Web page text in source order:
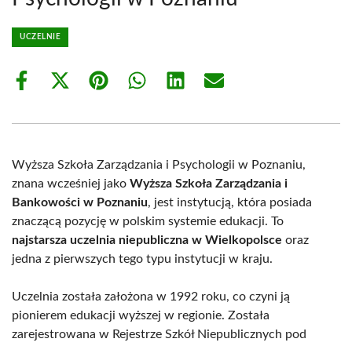
UCZELNIE
Share
Share
(Twitter)
Share Share Share Share
Wyższa Szkoła Zarządzania i Psychologii w Poznaniu,
znana wcześniej jako Wyższa Szkoła Zarządzania i
Bankowości w Poznaniu, jest instytucją, która posiada
znaczącą pozycję w polskim systemie edukacji. To
najstarsza uczelnia niepubliczna w Wielkopolsce oraz
jedna z pierwszych tego typu instytucji w kraju.
Uczelnia została założona w 1992 roku, co czyni ją
pionierem edukacji wyższej w regionie. Została
zarejestrowana w Rejestrze Szkół Niepublicznych pod